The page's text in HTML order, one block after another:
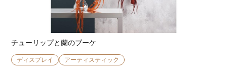
チューリップと蘭のブーケ
ディスプレイ アーティスティック